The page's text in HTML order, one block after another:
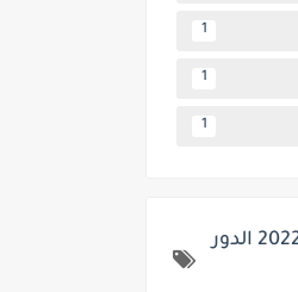
1
1
1
الاسئلة والحلول الوزارية 2022 الدور